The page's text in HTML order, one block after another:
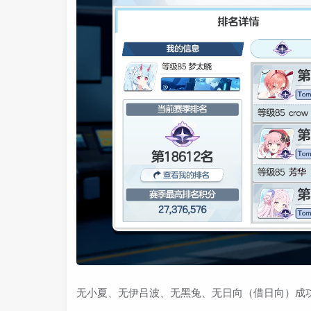
无小夏、无伊吕波、无黑兔、无日向（借日向）成